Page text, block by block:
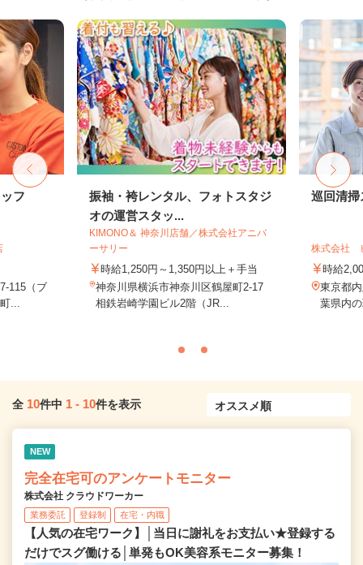
フ
115（ブ
...
振袖・袴レンタル、フォトスタジ
オの運営スタッ...
KIMONO＆ 神奈川店舗／株式会社アニバ
ーサリー
時給1,250円～1,350円以上＋手当
神奈川県横浜市神奈川区鶴屋町2-17
相鉄岩崎学園ビル2階（JR...
巡回清掃
株式会社
時給
東京都
葉県内
全 10件中 1 - 10件を表示
NEW
完全在宅可のアンケートモニター
株式会社 クラウドワーカー
業務委託 登録制 在宅・内職
【人気の在宅ワーク】│当日に謝礼をお支払い★登録する
だけでスグ働ける│単発もOK美容系モニター募集！